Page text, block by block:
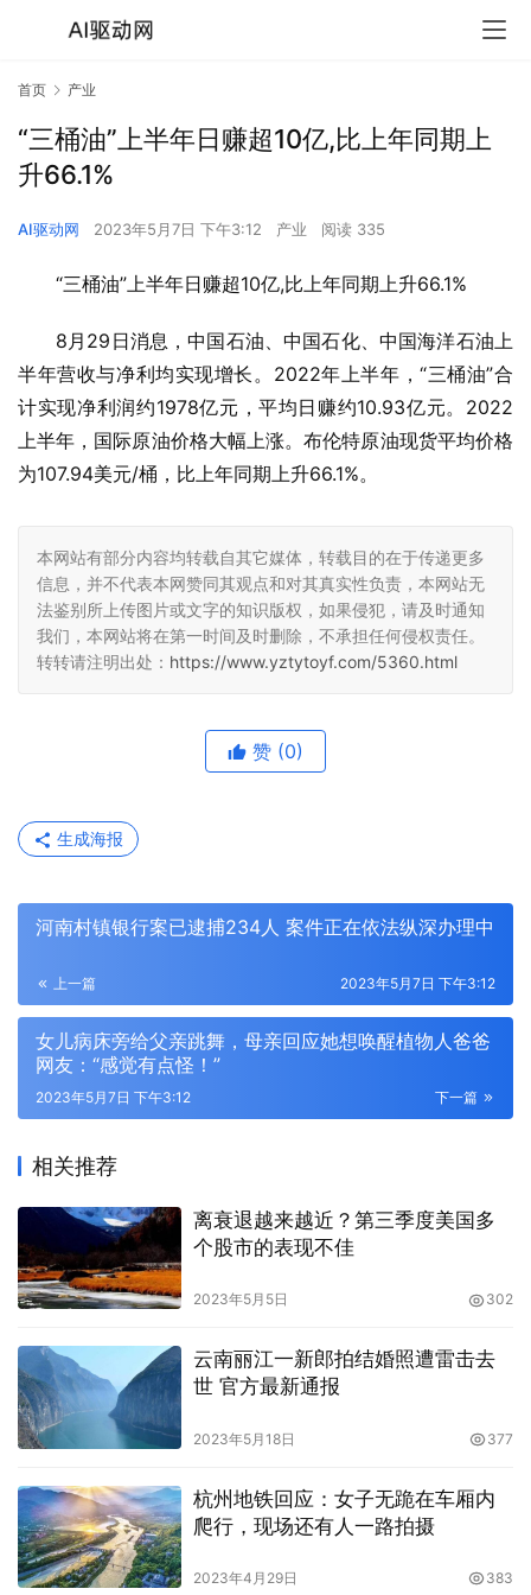
首页 产业
“三桶油”上半年日赚超10亿,比上年同期上
升66.1%
AI驱动网 2023年5月7日 下午3:12 产业 阅读 335
“三桶油”上半年日赚超10亿,比上年同期上升66.1%
8月29日消息，中国石油、中国石化、中国海洋石油上
半年营收与净利均实现增长。2022年上半年，“三桶油”合
计实现净利润约1978亿元，平均日赚约10.93亿元。2022
上半年，国际原油价格大幅上涨。布伦特原油现货平均价格
为107.94美元/桶，比上年同期上升66.1%。
本网站有部分内容均转载自其它媒体，转载目的在于传递更多
信息，并不代表本网赞同其观点和对其真实性负责，本网站无
法鉴别所上传图片或文字的知识版权，如果侵犯，请及时通知
我们，本网站将在第一时间及时删除，不承担任何侵权责任。
转转请注明出处： https://www.yztytoyf.com/5360.html
赞 (0)
生成海报
河南村镇银行案已逮捕234人 案件正在依法纵深办理中
上一篇 2023年5月7日 下午3:12
女儿病床旁给父亲跳舞，母亲回应她想唤醒植物人爸爸
网友：“感觉有点怪！”
下一篇
2023年5月7日 下午3:12
相关推荐
离衰退越来越近？第三季度美国多
个股市的表现不佳
2023年5月5日 302
云南丽江一新郎拍结婚照遭雷击去
世 官方最新通报
2023年5月18日 377
杭州地铁回应：女子无跪在车厢内
爬行，现场还有人一路拍摄
2023年4月29日 383